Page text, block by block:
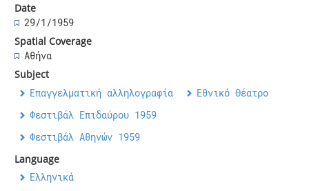
Date
29/1/1959
Spatial Coverage
Αθήνα
Subject
Επαγγελματική αλληλογραφία
Εθνικό Θέατρο
Φεστιβάλ Επιδαύρου 1959
Φεστιβάλ Αθηνών 1959
Language
Ελληνικά